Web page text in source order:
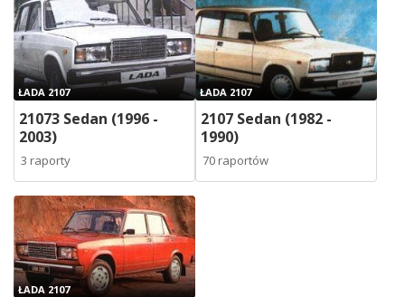
ŁADA 2107
21073 Sedan (1996 -
2003)
3 raporty
ŁADA 2107
2107 Sedan (1982 -
1990)
70 raportów
ŁADA 2107